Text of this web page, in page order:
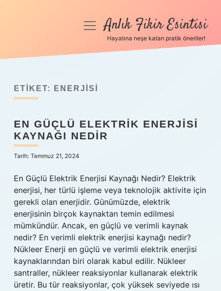
Anasayfa
Yasal Uyarı
Hakkımızda
menüyüAnlık Fikir Esintisi
Hayatına neşe katan pratik öneriler!
ETIKET: ENERJISI
EN GÜÇLÜ ELEKTRIK ENERJISI
KAYNAĞI NEDIR
Tarih: Temmuz 21, 2024
En Güçlü Elektrik Enerjisi Kaynağı Nedir? Elektrik
enerjisi, her türlü işleme veya teknolojik aktivite için
gerekli olan enerjidir. Günümüzde, elektrik
enerjisinin birçok kaynaktan temin edilmesi
mümkündür. Ancak, en güçlü ve verimli kaynak
nedir? En verimli elektrik enerjisi kaynağı nedir?
Nükleer Enerji en güçlü ve verimli elektrik enerjisi
kaynaklarından biri olarak kabul edilir. Nükleer
santraller, nükleer reaksiyonlar kullanarak elektrik
üretir. Bu tür reaksiyonlar, çok yüksek seviyede ısı